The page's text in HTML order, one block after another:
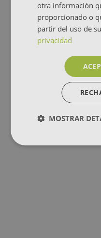
otra información
proporcionado o
partir del uso de
privacidad
MOSTRAR